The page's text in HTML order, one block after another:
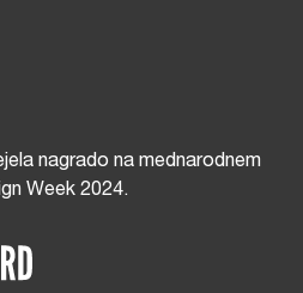
nagrado na mednarodnem
Week 2024.